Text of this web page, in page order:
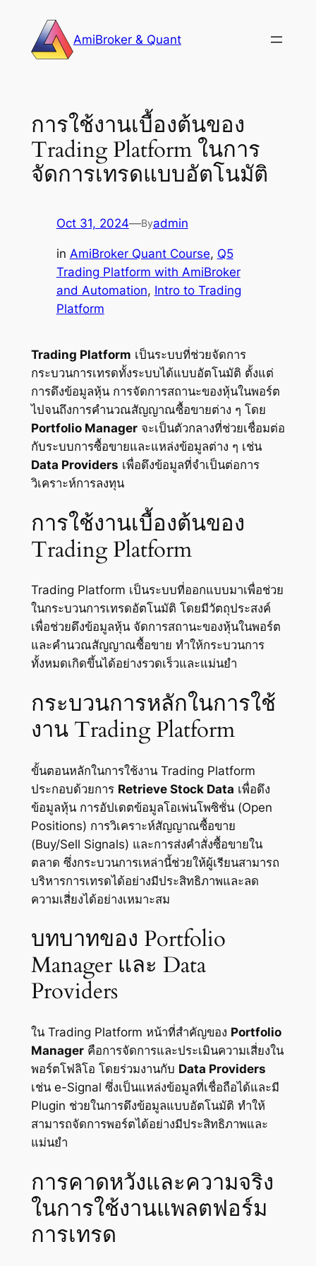
content
AmiBroker & Quant
การใช้งานเบื้องต้นของ
Trading Platform ในการ
จัดการเทรดแบบอัตโนมัติ
Oct 31, 2024—Byadmin
in AmiBroker Quant Course, Q5
Trading Platform with AmiBroker
and Automation, Intro to Trading
Platform
Trading Platform เป็นระบบที่ช่วยจัดการ
กระบวนการเทรดทั้งระบบได้แบบอัตโนมัติ ตั้งแต่
การดึงข้อมูลหุ้น การจัดการสถานะของหุ้นในพอร์ต
ไปจนถึงการคำนวณสัญญาณซื้อขายต่าง ๆ โดย
Portfolio Managerจะเป็นตัวกลางที่ช่วยเชื่อมต่อ
กับระบบการซื้อขายและแหล่งข้อมูลต่าง ๆ เช่น
Data Providers เพื่อดึงข้อมูลที่จำเป็นต่อการ
วิเคราะห์การลงทุน
การใช้งานเบื้องต้นของ
Trading Platform
Trading Platform เป็นระบบที่ออกแบบมาเพื่อช่วย
ในกระบวนการเทรดอัตโนมัติ โดยมีวัตถุประสงค์
เพื่อช่วยดึงข้อมูลหุ้น จัดการสถานะของหุ้นในพอร์ต
และคำนวณสัญญาณซื้อขาย ทำให้กระบวนการ
ทั้งหมดเกิดขึ้นได้อย่างรวดเร็วและแม่นยำ
กระบวนการหลักในการใช้
งาน Trading Platform
ขั้นตอนหลักในการใช้งาน Trading Platform
ประกอบด้วยการ Retrieve Stock Data เพื่อดึง
ข้อมูลหุ้น การอัปเดตข้อมูลโอเพ่นโพซิชั่น (Open
Positions) การวิเคราะห์สัญญาณซื้อขาย
(Buy/Sell Signals) และการส่งคำสั่งซื้อขายใน
ตลาด ซึ่งกระบวนการเหล่านี้ช่วยให้ผู้เรียนสามารถ
บริหารการเทรดได้อย่างมีประสิทธิภาพและลด
ความเสี่ยงได้อย่างเหมาะสม
บทบาทของ Portfolio
Manager และ Data
Providers
ใน Trading Platform หน้าที่สำคัญของ Portfolio
Managerคือการจัดการและประเมินความเสี่ยงใน
พอร์ตโฟลิโอ โดยร่วมงานกับ Data Providers
เช่น e-Signal ซึ่งเป็นแหล่งข้อมูลที่เชื่อถือได้และมี
Plugin ช่วยในการดึงข้อมูลแบบอัตโนมัติ ทำให้
สามารถจัดการพอร์ตได้อย่างมีประสิทธิภาพและ
แม่นยำ
การคาดหวังและความจริง
ในการใช้งานแพลตฟอร์ม
การเทรด